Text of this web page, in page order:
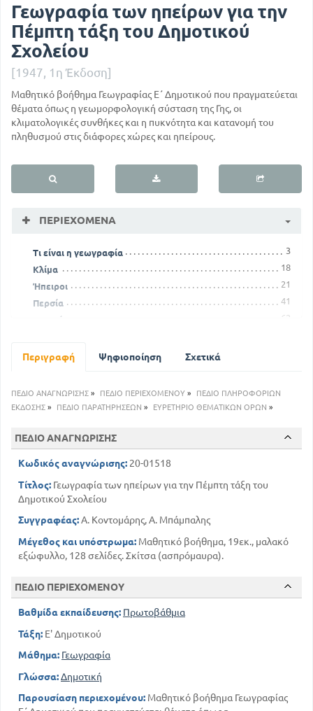
Γεωγραφία των ηπείρων για την
Πέμπτη τάξη του Δημοτικού
Σχολείου
[1947, 1η Έκδοση]
Μαθητικό βοήθημα Γεωγραφίας Ε΄ Δημοτικού που πραγματεύεται
θέματα όπως η γεωμορφολογική σύσταση της Γης, οι
κλιματολογικές συνθήκες και η πυκνότητα και κατανομή του
πληθυσμού στις διάφορες χώρες και ηπείρους.
ΠΕΡΙΕΧΌΜΕΝΑ
Τι είναι η γεωγραφία
3
Κλίμα
18
Ήπειροι
21
Περσία
41
Ιαπωνία
62
Ανεξάρτητα κράτη
Περιγραφή Ψηφιοποίηση Σχετικά
ΠΕΔΙΟ ΑΝΑΓΝΩΡΙΣΗΣ » ΠΕΔΙΟ ΠΕΡΙΕΧΟΜΕΝΟΥ »
ΠΕΔΙΟ ΠΛΗΡΟΦΟΡΙΩΝ
ΕΚΔΟΣΗΣ » ΠΕΔΙΟ ΠΑΡΑΤΗΡΗΣΕΩΝ » ΕΥΡΕΤΗΡΙΟ ΘΕΜΑΤΙΚΩΝ ΟΡΩΝ »
ΠΕΔΙΟ ΑΝΑΓΝΩΡΙΣΗΣ
Κωδικός αναγνώρισης: 20-01518
Τίτλος: Γεωγραφία των ηπείρων για την Πέμπτη τάξη του
Δημοτικού Σχολείου
Συγγραφέας:Α. Κοντομάρης, Α. Μπάμπαλης
Μέγεθος και υπόστρωμα: Μαθητικό βοήθημα, 19εκ., μαλακό
εξώφυλλο, 128 σελίδες. Σκίτσα (ασπρόμαυρα).
ΠΕΔΙΟ ΠΕΡΙΕΧΟΜΕΝΟΥ
Βαθμίδα εκπαίδευσης: Πρωτοβάθμια
Τάξη: Ε' Δημοτικού
Μάθημα: Γεωγραφία
Γλώσσα:Δημοτική
Παρουσίαση περιεχομένου: Μαθητικό βοήθημα Γεωγραφίας